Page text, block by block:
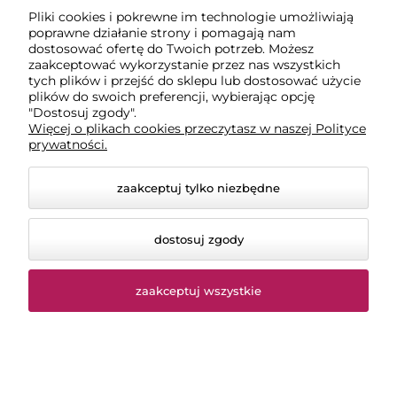
Cena netto: 10,73 zł
- + szt.
Ściereczka z mikrofibry do wosków żółta
Dostępność:
duża ilość
Pliki cookies i pokrewne im technologie umożliwiają
poprawne działanie strony i pomagają nam
dostosować ofertę do Twoich potrzeb. Możesz
zaakceptować wykorzystanie przez nas wszystkich
tych plików i przejść do sklepu lub dostosować użycie
plików do swoich preferencji, wybierając opcję
"Dostosuj zgody".
Więcej o plikach cookies przeczytasz w naszej Polityce
prywatności.
zaakceptuj tylko niezbędne
dostosuj zgody
zaakceptuj wszystkie